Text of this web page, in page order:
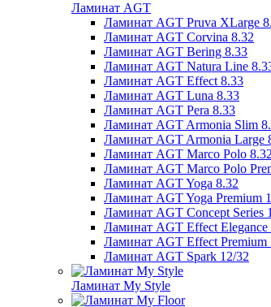
Ламинат AGT
Ламинат AGT Pruva XLarge
Ламинат AGT Corvina 8.32
Ламинат AGT Bering 8.33
Ламинат AGT Natura Line
Ламинат AGT Effect 8.33
Ламинат AGT Luna 8.33
Ламинат AGT Pera 8.33
Ламинат AGT Armonia Slim
Ламинат AGT Armonia Large
Ламинат AGT Marco Polo 8.32
Ламинат AGT Marco Polo
Ламинат AGT Yoga 8.32
Ламинат AGT Yoga Premium
Ламинат AGT Concept Series
Ламинат AGT Effect Elegance
Ламинат AGT Effect Premium
Ламинат AGT Spark 12/32
Ламинат My Style